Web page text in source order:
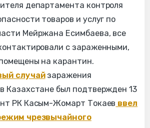
департамента контроля
товаров и услуг по
Мейржана Есимбаева, все
с зараженными,
на карантин.
случайзаражения
Казахстане был подтвержден 13
РК Касым-Жомарт Токаев ввел
чрезвычайного